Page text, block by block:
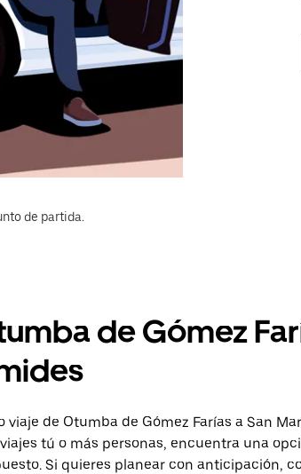
de partida.
de Gómez
de Otumba de Gómez Farías a San
tú o más personas, encuentra una
Si quieres planear con anticipación,